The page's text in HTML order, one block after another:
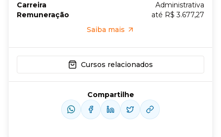
Carreira
Administrativa
Remuneração
até R$ 3.677,27
Saiba mais
Cursos relacionados
Compartilhe